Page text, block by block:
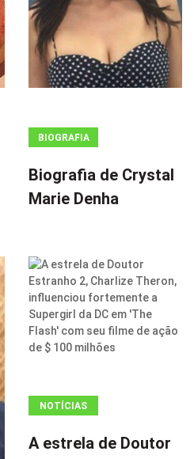
BIOGRAFIA
Biografia de Crystal
Marie Denha
NOTÍCIAS
(ADSBYGOOGLE
A estrela de Doutor